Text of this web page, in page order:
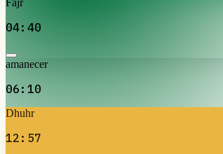
04:40
amanecer
06:10
Dhuhr
12:57